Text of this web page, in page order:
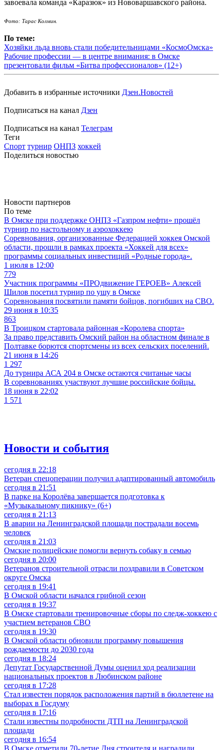
завоевала команда «Каразюк» из Нововаршавского района.
Фото: Тарас Колмин.
По теме:
Хозяйки льда вновь стали победительницами «КосмоОмска»
Рабочие профессии — в центре внимания: в Омске
презентовали фильм «Битва профессионалов» (12+)
Добавить в избранные источники Дзен.Новостей
Подписаться на канал Дзен
Подписаться на канал Телеграм
Теги
Спорт турнир ОНПЗ хоккей
Поделиться новостью
Новости партнеров
По теме
В Омске при поддержке ОНПЗ «Газпром нефти» прошёл
турнир по настольному и аэрохоккею
Соревнования, организованные Федерацией хоккея Омской
области, прошли в рамках проекта «Хоккей для всех»
программы социальных инвестиций «Родные города».
1 июля в 12:00
779
Участник программы «ПРОдвижение ГЕРОЕВ» Алексей
Шилов посетил турнир по ушу в Омске
Соревнования посвятили памяти бойцов, погибших на СВО.
29 июня в 10:35
863
В Троицком стартовала районная «Королева спорта»
За право представить Омский район на областном финале в
Полтавке борются спортсмены из всех сельских поселений.
21 июня в 14:26
1 297
До турнира АСА 204 в Омске остаются считаные часы
В соревнованиях участвуют лучшие российские бойцы.
18 июня в 22:02
1 571
Новости и события
сегодня в 22:18
Ветеран спецоперации получил адаптированный автомобиль
сегодня в 21:51
В парке на Королёва завершается подготовка к
«Музыкальному пикнику» (6+)
сегодня в 21:13
В аварии на Ленинградской площади пострадали восемь
человек
сегодня в 21:03
Омские полицейские помогли вернуть собаку в семью
сегодня в 20:00
Ветеранов строительной отрасли поздравили в Советском
округе Омска
сегодня в 19:41
В Омской области начался грибной сезон
сегодня в 19:37
В Омске стартовали тренировочные сборы по следж-хоккею с
участием ветеранов СВО
сегодня в 19:30
В Омской области обновили программу повышения
рождаемости до 2030 года
сегодня в 18:24
Депутат Государственной Думы оценил ход реализации
национальных проектов в Любинском районе
сегодня в 17:28
Стал известен порядок расположения партий в бюллетене на
выборах в Госдуму
сегодня в 17:16
Стали известны подробности ДТП на Ленинградской
площади
сегодня в 16:54
В Омске отметили 70-летие Дня строителя и наградили